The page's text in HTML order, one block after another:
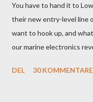
You have to hand it to
their new entry-level line
want to hook up, and
our marine electronics
DEL 30